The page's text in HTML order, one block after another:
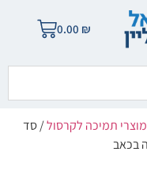
0.00 ₪
מוצרי תמיכה לקרסול/ סד